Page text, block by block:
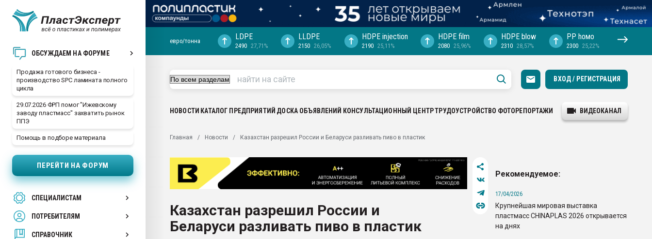
ОБСУЖДАЕМ НА ФОРУМЕ
Продажа готового бизнеса -
производство SPC ламината полного
цикла
29.07.2026 ФРП помог "Ижевскому
заводу пластмасс" захватить рынок
ППЭ
Помощь в подборе материала
ПЕРЕЙТИ НА ФОРУМ
СПЕЦИАЛИСТАМ
ПОТРЕБИТЕЛЯМ
СПРАВОЧНИК
28.07.2026 "Технониколь" довольна
Всё, что касается выдува ПЭТ
Материал поверхности пуансона для
Продам отходы Композиция
поликарбоната и АБС-пластика
Armaloy PC/ABS-1IM черный цвет
Профильная литература. Продажа,
покупка, обмен
евро/тонна LDPE
2490 27,71%
LLDPE
2150 26,05%
HDPE injection
2190 25,11%
HDPE film
2080 25,96%
HDPE blow
2310 28,57%
PP hомо
2300 25,22%
ВХОД / РЕГИСТРАЦИЯ
НОВОСТИ КАТАЛОГ ПРЕДПРИЯТИЙ ДОСКА ОБЪЯВЛЕНИЙ КОНСУЛЬТАЦИОННЫЙ ЦЕНТРТРУДОУСТРОЙСТВО ФОТОРЕПОРТАЖИ ВИДЕОКАНАЛ
Главная Новости Казахстан разрешил России и Беларуси разливать пиво в пластик
Казахстан разрешил России и
Беларуси разливать пиво в пластик
Рекомендуемое:
17/04/2026
Крупнейшая мировая выставка
пластмасс CHINAPLAS 2026 открывается
на днях